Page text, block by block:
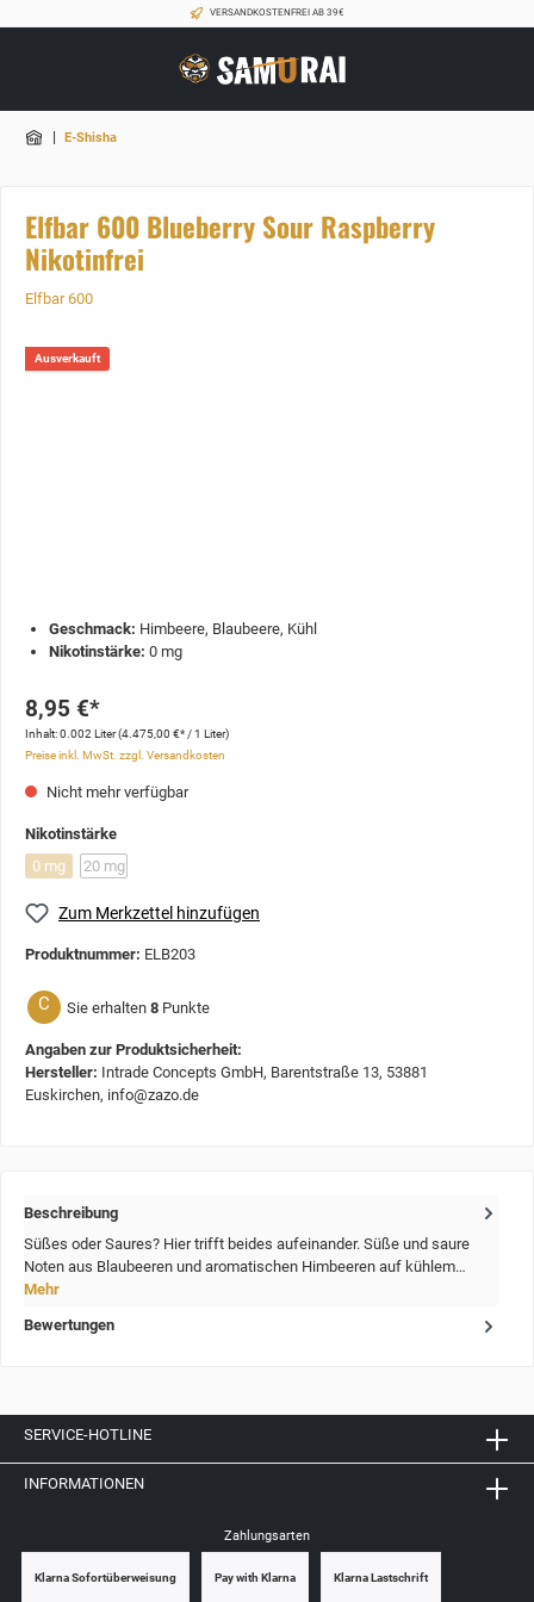
VERSANDKOSTENFREI AB 39€
| E-Shisha
Elfbar 600 Blueberry Sour Raspberry
Nikotinfrei
Elfbar 600
Ausverkauft
Geschmack: Himbeere, Blaubeere, Kühl
Nikotinstärke: 0 mg
8,95 €*
Inhalt:0.002 Liter(4.475,00 €* / 1 Liter)
Preise inkl. MwSt. zzgl. Versandkosten
Nicht mehr verfügbar
Nikotinstärke
0 mg
20 mg
Zum Merkzettel hinzufügen
Produktnummer: ELB203
C Sie erhalten 8 Punkte
Angaben zur Produktsicherheit:
Hersteller: Intrade Concepts GmbH, Barentstraße 13, 53881
Euskirchen, info@zazo.de
Beschreibung
Süßes oder Saures? Hier trifft beides aufeinander. Süße und saure
Noten aus Blaubeeren und aromatischen Himbeeren auf kühlem…
Mehr
Bewertungen
SERVICE-HOTLINE
INFORMATIONEN
Zahlungsarten
Klarna Sofortüberweisung Pay with Klarna Klarna Lastschrift